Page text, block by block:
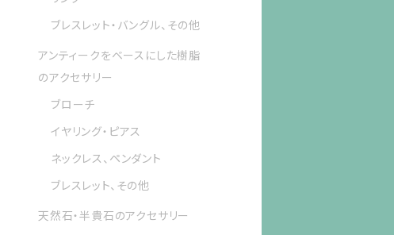
ブレスレット・バングル、その他
アンティークをベースにした樹脂
のアクセサリー
ブローチ
イヤリング・ピアス
ネックレス、ペンダント
ブレスレット、その他
天然石・半貴石のアクセサリー